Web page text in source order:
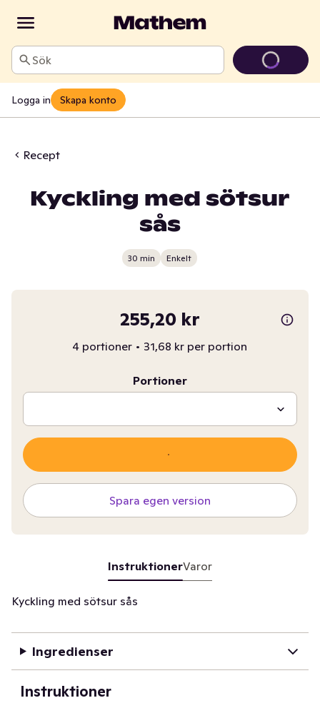
Sök
Logga in Skapa konto
Recept
Kyckling med sötsur
sås
30 min Enkelt
255,20 kr
4 portioner • 31,68 kr per portion
Portioner
Spara egen version
InstruktionerVaror
Kyckling med sötsur sås
Ingredienser
Instruktioner